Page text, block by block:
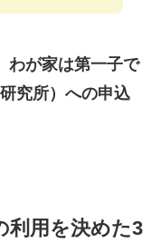
わが家は第一子で
究所）への申込
利用を決めた3